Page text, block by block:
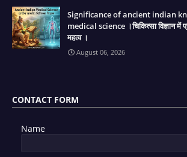
Significance of ancient indian
medical science ।चिकित्सा विज्ञान में
महत्व ।
August 06, 2026
CONTACT FORM
Name